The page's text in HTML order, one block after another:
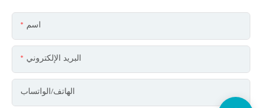
اسم
البريد الإلكتروني
الهاتف/الواتساب